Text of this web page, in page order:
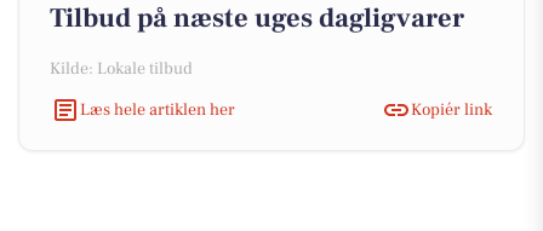
Tilbud på næste uges dagligvarer
Kilde: Lokale tilbud
Læs hele artiklen her
Kopiér link